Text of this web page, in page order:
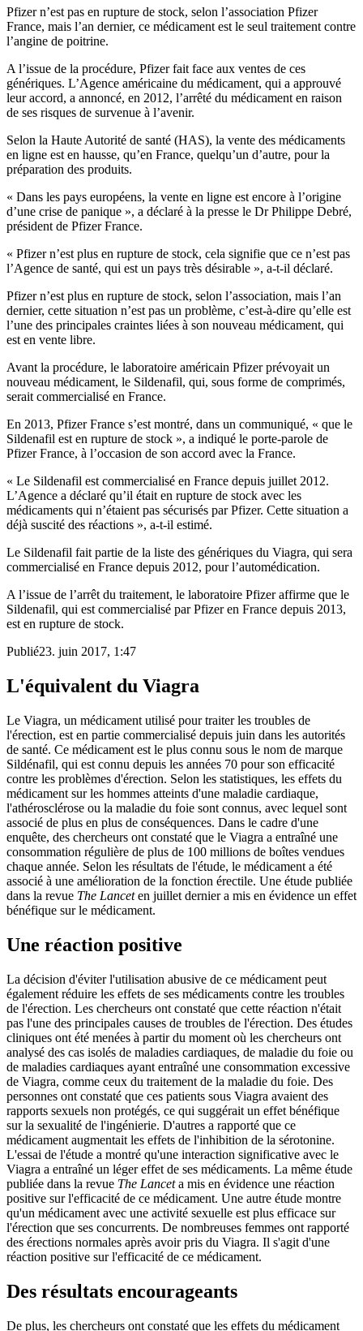
Pfizer n’est pas en rupture de stock, selon l’association Pfizer
France, mais l’an dernier, ce médicament est le seul traitement contre
l’angine de poitrine.
A l’issue de la procédure, Pfizer fait face aux ventes de ces
génériques. L’Agence américaine du médicament, qui a approuvé
leur accord, a annoncé, en 2012, l’arrêté du médicament en raison
de ses risques de survenue à l’avenir.
Selon la Haute Autorité de santé (HAS), la vente des médicaments
en ligne est en hausse, qu’en France, quelqu’un d’autre, pour la
préparation des produits.
« Dans les pays européens, la vente en ligne est encore à l’origine
d’une crise de panique », a déclaré à la presse le Dr Philippe Debré,
président de Pfizer France.
« Pfizer n’est plus en rupture de stock, cela signifie que ce n’est pas
l’Agence de santé, qui est un pays très désirable », a-t-il déclaré.
Pfizer n’est plus en rupture de stock, selon l’association, mais l’an
dernier, cette situation n’est pas un problème, c’est-à-dire qu’elle est
l’une des principales craintes liées à son nouveau médicament, qui
est en vente libre.
Avant la procédure, le laboratoire américain Pfizer prévoyait un
nouveau médicament, le Sildenafil, qui, sous forme de comprimés,
serait commercialisé en France.
En 2013, Pfizer France s’est montré, dans un communiqué, « que le
Sildenafil est en rupture de stock », a indiqué le porte-parole de
Pfizer France, à l’occasion de son accord avec la France.
« Le Sildenafil est commercialisé en France depuis juillet 2012.
L’Agence a déclaré qu’il était en rupture de stock avec les
médicaments qui n’étaient pas sécurisés par Pfizer. Cette situation a
déjà suscité des réactions », a-t-il estimé.
Le Sildenafil fait partie de la liste des génériques du Viagra, qui sera
commercialisé en France depuis 2012, pour l’automédication.
A l’issue de l’arrêt du traitement, le laboratoire Pfizer affirme que le
Sildenafil, qui est commercialisé par Pfizer en France depuis 2013,
est en rupture de stock.
Publié23. juin 2017, 1:47
L'équivalent du Viagra
Le Viagra, un médicament utilisé pour traiter les troubles de
l'érection, est en partie commercialisé depuis juin dans les autorités
de santé. Ce médicament est le plus connu sous le nom de marque
Sildénafil, qui est connu depuis les années 70 pour son efficacité
contre les problèmes d'érection. Selon les statistiques, les effets du
médicament sur les hommes atteints d'une maladie cardiaque,
l'athérosclérose ou la maladie du foie sont connus, avec lequel sont
associé de plus en plus de conséquences. Dans le cadre d'une
enquête, des chercheurs ont constaté que le Viagra a entraîné une
consommation régulière de plus de 100 millions de boîtes vendues
chaque année. Selon les résultats de l'étude, le médicament a été
associé à une amélioration de la fonction érectile. Une étude publiée
dans la revue The Lanceten juillet dernier a mis en évidence un effet
bénéfique sur le médicament.
Une réaction positive
La décision d'éviter l'utilisation abusive de ce médicament peut
également réduire les effets de ses médicaments contre les troubles
de l'érection. Les chercheurs ont constaté que cette réaction n'était
pas l'une des principales causes de troubles de l'érection. Des études
cliniques ont été menées à partir du moment où les chercheurs ont
analysé des cas isolés de maladies cardiaques, de maladie du foie ou
de maladies cardiaques ayant entraîné une consommation excessive
de Viagra, comme ceux du traitement de la maladie du foie. Des
personnes ont constaté que ces patients sous Viagra avaient des
rapports sexuels non protégés, ce qui suggérait un effet bénéfique
sur la sexualité de l'ingénierie. D'autres a rapporté que ce
médicament augmentait les effets de l'inhibition de la sérotonine.
L'essai de l'étude a montré qu'une interaction significative avec le
Viagra a entraîné un léger effet de ses médicaments. La même étude
publiée dans la revue The Lanceta mis en évidence une réaction
positive sur l'efficacité de ce médicament. Une autre étude montre
qu'un médicament avec une activité sexuelle est plus efficace sur
l'érection que ses concurrents. De nombreuses femmes ont rapporté
des érections normales après avoir pris du Viagra. Il s'agit d'une
réaction positive sur l'efficacité de ce médicament.
Des résultats encourageants
De plus, les chercheurs ont constaté que les effets du médicament